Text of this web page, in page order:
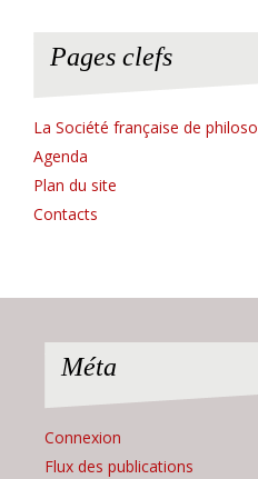
Pages clefs
La Société française de
Agenda
Plan du site
Contacts
Méta
Connexion
Flux des publications